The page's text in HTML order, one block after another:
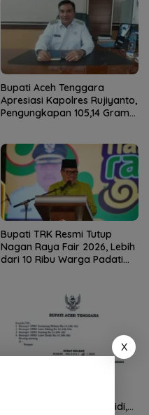
Bupati Aceh Tenggara
Apresiasi Kapolres Rujiyanto,
Pengungkapan 105,14 Gram
Bupati TRK Resmi Tutup
Nagan Raya Fair 2026, Lebih
dari 10 Ribu Warga Padati
Penertiban BBM Bersubsidi,
X